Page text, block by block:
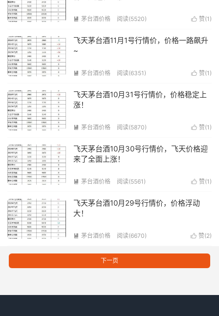
 赞(1 )
 茅台酒价格 阅读(5520)
飞天茅台酒11月1号行情价，价格一路飙升
~
 赞(1 )
 茅台酒价格 阅读(6351)
飞天茅台酒10月31号行情价，价格稳定上
涨！
 赞(1 )
 茅台酒价格 阅读(5870)
飞天茅台酒10月30号行情价，飞天价格迎
来了全面上涨！
 赞(1 )
 茅台酒价格 阅读(5561)
飞天茅台酒10月29号行情价，价格浮动
大！
 赞(2)
 茅台酒价格 阅读(6670)
下一页